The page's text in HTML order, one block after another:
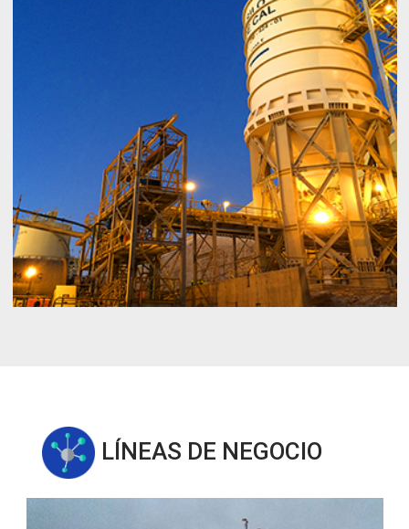
LÍNEAS DE NEGOCIO